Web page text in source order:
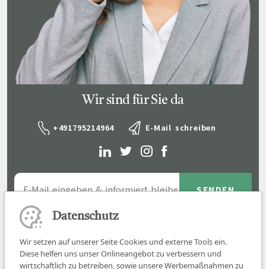
Wir sind für Sie da
+491795214964 E-Mail schreiben
Datenschutz
Wir setzen auf unserer Seite Cookies und externe Tools ein.
Diese helfen uns unser Onlineangebot zu verbessern und
wirtschaftlich zu betreiben, sowie unsere Werbemaßnahmen zu